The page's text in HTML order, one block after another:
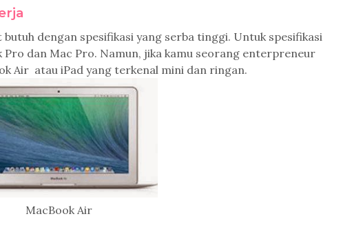
dengan spesifikasi yang serba tinggi. Untuk spesifikasi
dan Mac Pro. Namun, jika kamu seorang enterpreneur
Air atau iPad yang terkenal mini dan ringan.
MacBook Air